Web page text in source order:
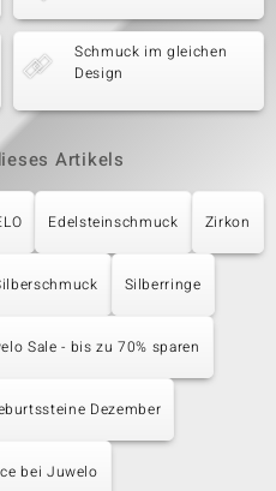
Schmuck im gleichen
Design
Artikels
Edelsteinschmuck Zirkon
Silberringe
Sale - bis zu 70% sparen
Dezember
bei Juwelo